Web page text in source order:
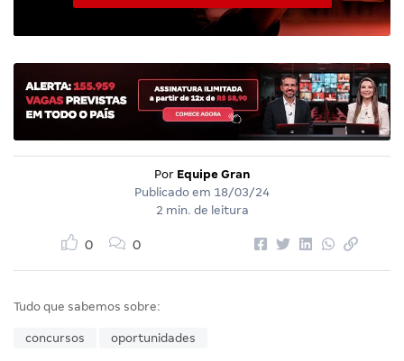
Por Equipe Gran
Publicado em 18/03/24
2 min. de leitura
0 0
Tudo que sabemos sobre:
concursos oportunidades